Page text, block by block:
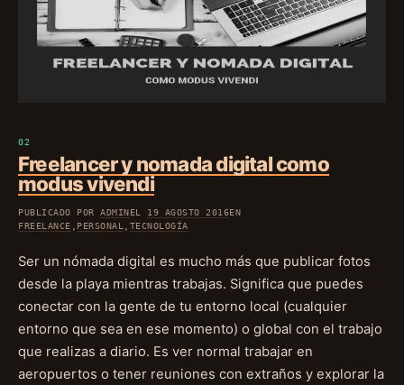
Freelancer y nomada digital como
modus vivendi
PUBLICADO PORADMINEL 19 AGOSTO 2016EN
FREELANCE
PERSONAL TECNOLOGÍA
Ser un nómada digital es mucho más que publicar fotos
desde la playa mientras trabajas. Significa que puedes
conectar con la gente de tu entorno local (cualquier
entorno que sea en ese momento) o global con el trabajo
que realizas a diario. Es ver normal trabajar en
aeropuertos o tener reuniones con extraños y explorar la